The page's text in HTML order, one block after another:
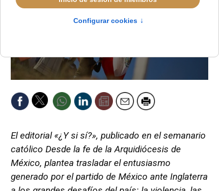
El editorial «¿Y si sí?», publicado en el semanario
católico Desde la fe de la Arquidiócesis de
México, plantea trasladar el entusiasmo
generado por el partido de México ante Inglaterra